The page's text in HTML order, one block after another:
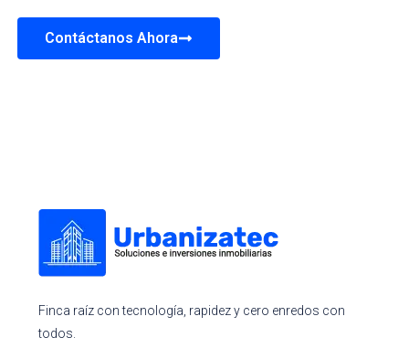
Contáctanos Ahora
Finca raíz con tecnología, rapidez y cero enredos con
todos.